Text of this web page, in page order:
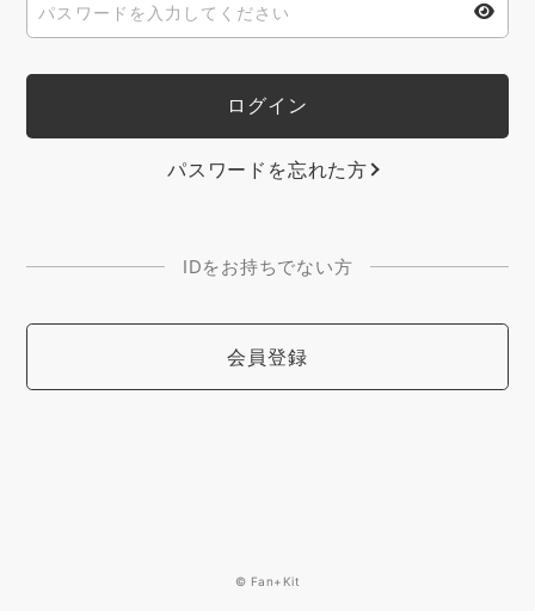
パスワードを忘れた方
IDをお持ちでない方
会員登録
© Fan+Kit